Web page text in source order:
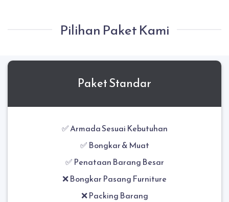
Pilihan Paket Kami
Paket Standar
✅ Armada Sesuai Kebutuhan
✅ Bongkar & Muat
✅ Penataan Barang Besar
❌ Bongkar Pasang Furniture
❌ Packing Barang